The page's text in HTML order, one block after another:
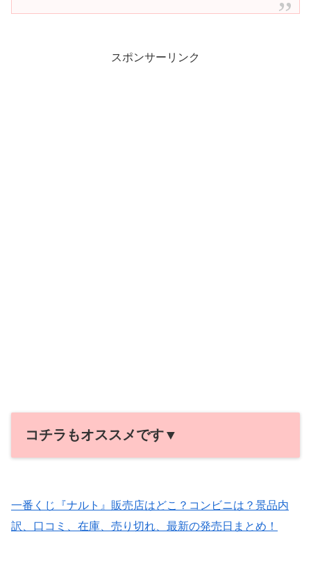
スポンサーリンク
コチラもオススメです▼
一番くじ『ナルト』販売店はどこ？コンビニは？景品内
訳、口コミ、在庫、売り切れ、最新の発売日まとめ！